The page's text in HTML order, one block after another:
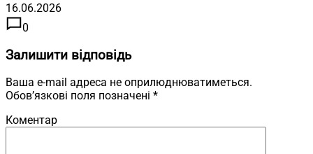
16.06.2026
0
Залишити відповідь
Ваша e-mail адреса не оприлюднюватиметься.
Обов’язкові поля позначені *
Коментар